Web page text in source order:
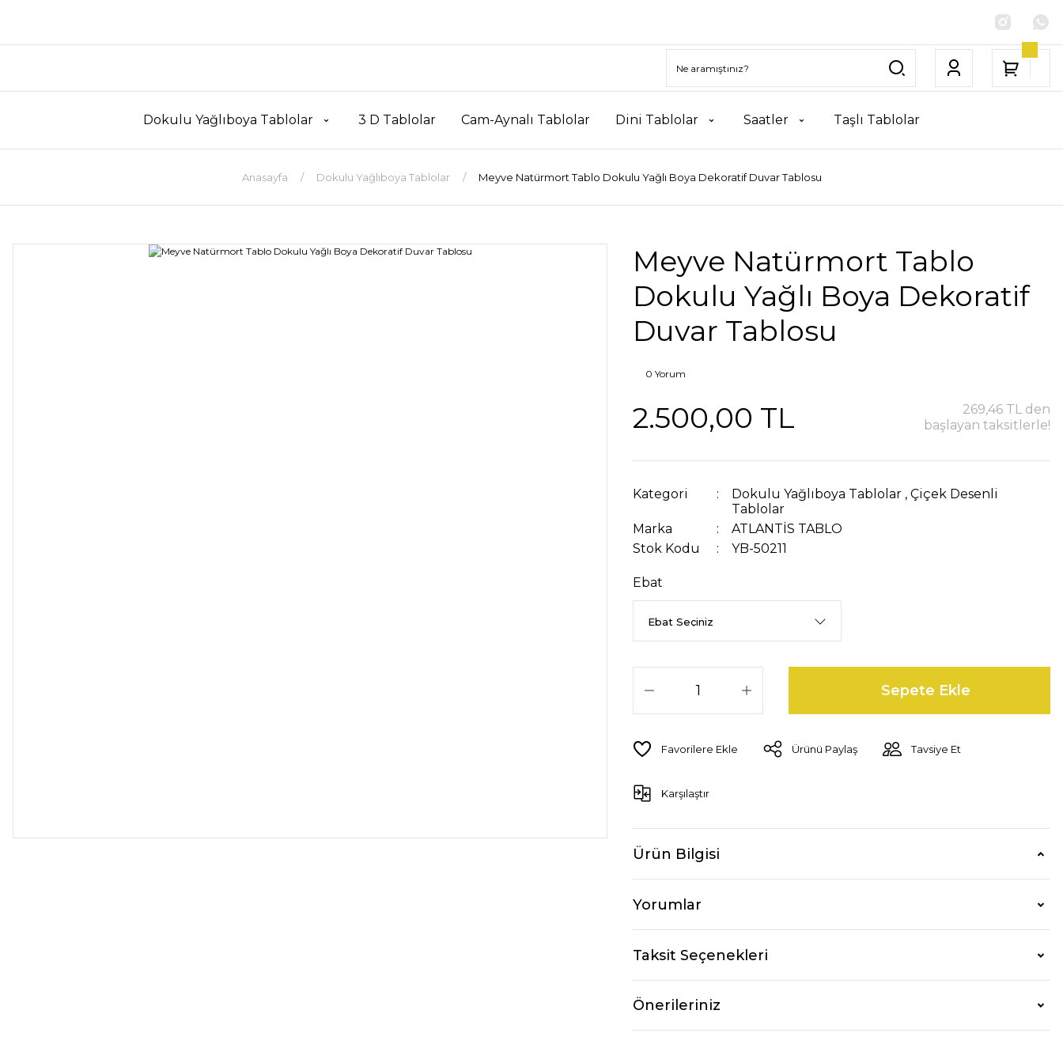
Dokulu Yağlıboya Tablolar 3 D Tablolar Cam-Aynalı Tablolar Dini Tablolar Saatler Taşlı Tablolar
Anasayfa Dokulu Yağlıboya Tablolar Meyve Natürmort Tablo Dokulu Yağlı Boya Dekoratif Duvar Tablosu
Meyve Natürmort Tablo
Dokulu Yağlı Boya Dekoratif
Duvar Tablosu
0 Yorum
2.500,00 TL
269,46 TL den
başlayan taksitlerle!
Kategori Dokulu Yağlıboya Tablolar , Çiçek Desenli
Tablolar
Marka
ATLANTİS TABLO
Stok Kodu
YB-50211
Ebat
Sepete Ekle
Ürünü Paylaş Tavsiye Et
Karşılaştır
Ürün Bilgisi
Yorumlar
Taksit Seçenekleri
Önerileriniz